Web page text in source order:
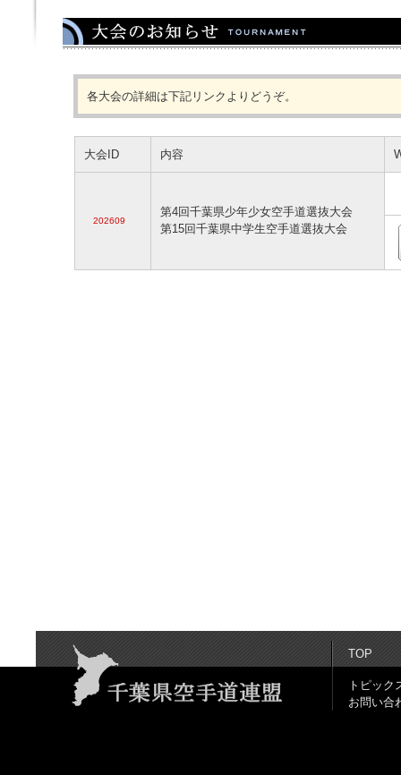
各大会の詳細は下記リンクよりどうぞ。
大会ID 内容
202609
第4回千葉県少年少女空手道選抜大会
第15回千葉県中学生空手道選抜大会
TOP
トピック
お問い合